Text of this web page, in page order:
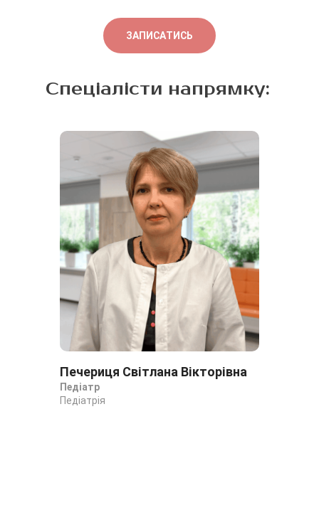
ЗАПИСАТИСЬ
Спеціалісти напрямку:
Печериця Світлана Вікторівна
Педіатр
Педіатрія